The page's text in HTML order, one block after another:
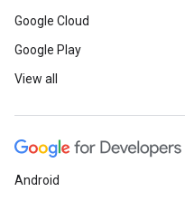
Google Cloud
Google Play
View all
Android